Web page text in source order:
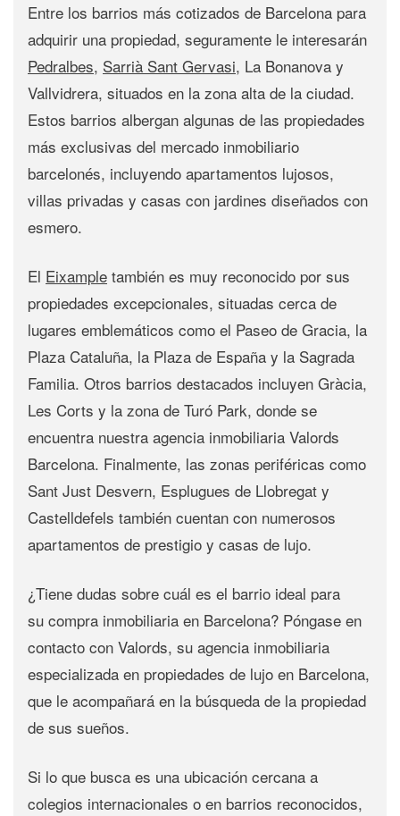
Entre los barrios más cotizados de Barcelona para
adquirir una propiedad, seguramente le interesarán
Pedralbes, Sarrià Sant Gervasi, La Bonanova y
Vallvidrera, situados en la zona alta de la ciudad.
Estos barrios albergan algunas de las propiedades
más exclusivas del mercado inmobiliario
barcelonés, incluyendo apartamentos lujosos,
villas privadas y casas con jardines diseñados con
esmero.
El Eixample también es muy reconocido por sus
propiedades excepcionales, situadas cerca de
lugares emblemáticos como el Paseo de Gracia, la
Plaza Cataluña, la Plaza de España y la Sagrada
Familia. Otros barrios destacados incluyen Gràcia,
Les Corts y la zona de Turó Park, donde se
encuentra nuestra agencia inmobiliaria Valords
Barcelona. Finalmente, las zonas periféricas como
Sant Just Desvern, Esplugues de Llobregat y
Castelldefels también cuentan con numerosos
apartamentos de prestigio y casas de lujo.
¿Tiene dudas sobre cuál es el barrio ideal para
su compra inmobiliaria en Barcelona? Póngase en
contacto con Valords, su agencia inmobiliaria
especializada en propiedades de lujo en Barcelona,
que le acompañará en la búsqueda de la propiedad
de sus sueños.
Si lo que busca es una ubicación cercana a
colegios internacionales o en barrios reconocidos,